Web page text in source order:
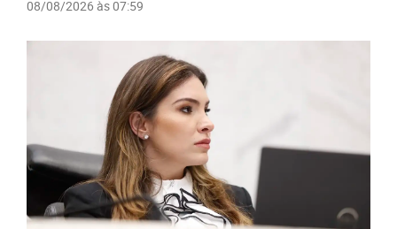
08/08/2026 às 07:59